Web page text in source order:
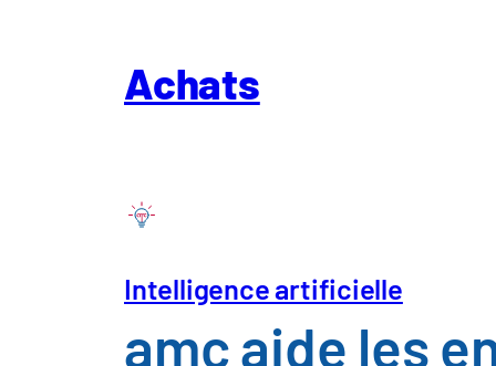
Achats
Intelligence artificielle
amc aide les
Achats
SCM
chaîne